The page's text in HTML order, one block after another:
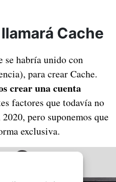
Cache
se habría unido con
para crear Cache.
crear una cuenta
factores que todavía no
pero suponemos que
exclusiva.